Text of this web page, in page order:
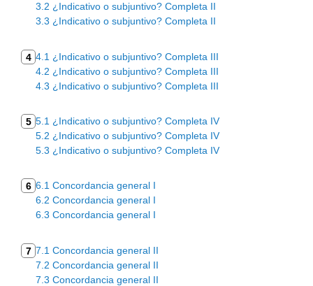
3.2 ¿Indicativo o subjuntivo? Completa II
3.3 ¿Indicativo o subjuntivo? Completa II
4 4.1 ¿Indicativo o subjuntivo? Completa III
4.2 ¿Indicativo o subjuntivo? Completa III
4.3 ¿Indicativo o subjuntivo? Completa III
5 5.1 ¿Indicativo o subjuntivo? Completa IV
5.2 ¿Indicativo o subjuntivo? Completa IV
5.3 ¿Indicativo o subjuntivo? Completa IV
6 6.1 Concordancia general I
6.2 Concordancia general I
6.3 Concordancia general I
7 7.1 Concordancia general II
7.2 Concordancia general II
7.3 Concordancia general II